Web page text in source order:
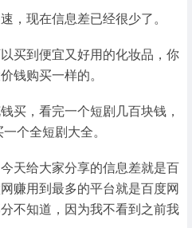
，现在信息差已经很少了。
买到便宜又好用的化妆品，你
钱购买一样的。
买，看完一个短剧几百块钱，
个全短剧大全。
天给大家分享的信息差就是百
赚用到最多的平台就是百度网
不知道，因为我不看到之前我